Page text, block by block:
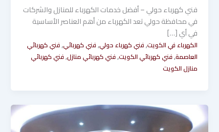
فني كهرباء حولي – أفضل خدمات الكهرباء للمنازل والشركات
في محافظة حولي تعد الكهرباء من أهم العناصر الأساسية
في أي […]
الكهرباء في الكويت,فني كهرباء حولي,فني كهربائي,فني كهربائي
العاصمة,فني كهربائي الكويت,فني كهربائي منازل,فني كهربائي
منازل الكويت